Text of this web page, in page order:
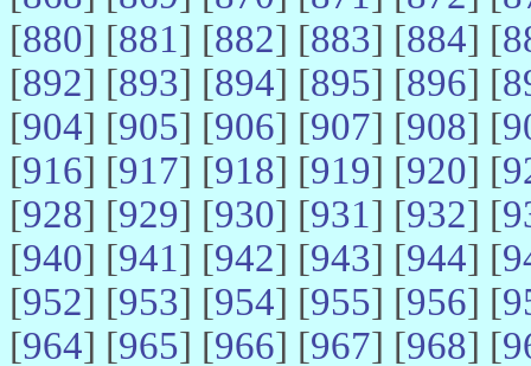
[880] [881] [882] [883] [884] [
[892] [893] [894] [895] [896] [
[904] [905] [906] [907] [908] [
[916] [917] [918] [919] [920] [
[928] [929] [930] [931] [932] [
[940] [941] [942] [943] [944] [
[952] [953] [954] [955] [956] [
[964] [965] [966] [967] [968] [